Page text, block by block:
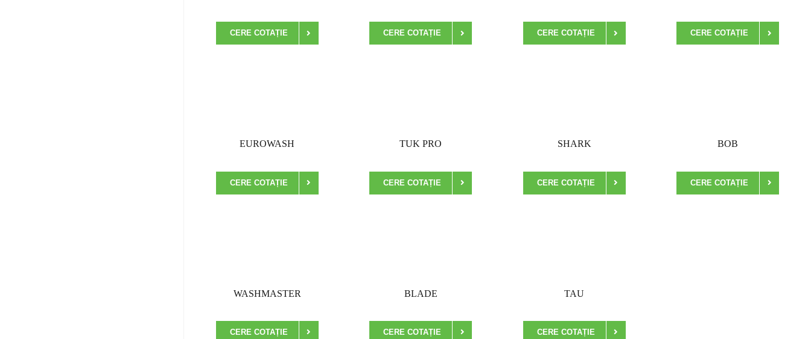
CERE COTAȚIE CERE COTAȚIE CERE COTAȚIE CERE COTAȚIE
EUROWASH
CERE COTAȚIE
TUK PRO
CERE COTAȚIE
SHARK
CERE COTAȚIE
BOB
CERE COTAȚIE
WASHMASTER
CERE COTAȚIE
BLADE
CERE COTAȚIE
TAU
CERE COTAȚIE